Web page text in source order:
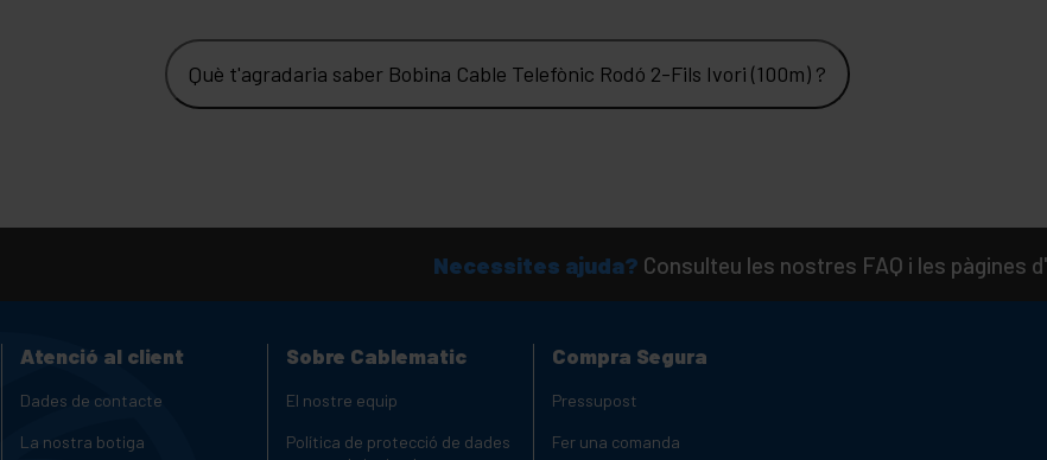
Què t'agradaria saber Bobina Cable Telefònic Rodó 2-Fils Ivori (100m) ?
Necessites ajuda? Consulteu les nostres FAQ i les pàgines
Atenció al client
Dades de contacte
La nostra botiga
Sobre Cablematic
El nostre equip
Política de protecció de dades
Compra Segura
Pressupost
Fer una comanda